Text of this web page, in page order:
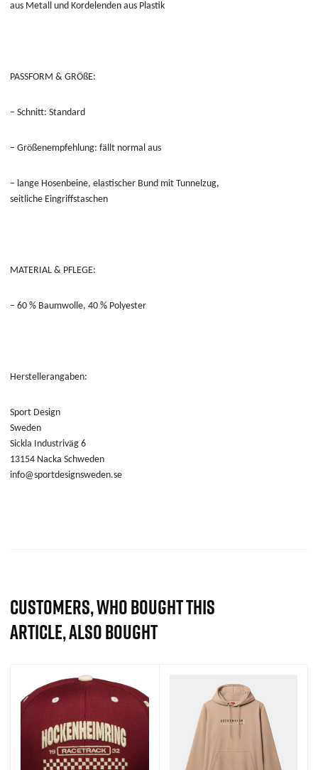
aus Metall und Kordelenden aus Plastik
PASSFORM & GRÖßE:
– Schnitt: Standard
– Größenempfehlung: fällt normal aus
– lange Hosenbeine, elastischer Bund mit Tunnelzug,
seitliche Eingriffstaschen
MATERIAL & PFLEGE:
– 60 % Baumwolle, 40 % Polyester
Herstellerangaben:
Sport Design
Sweden
Sickla Industriväg 6
13154 Nacka Schweden
info@sportdesignsweden.se
CUSTOMERS, WHO BOUGHT THIS
ARTICLE, ALSO BOUGHT